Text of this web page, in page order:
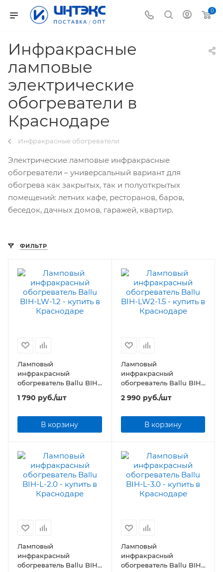
0
Инфракрасные
ламповые
электрические
обогреватели в
Краснодаре
Инфракрасные обогреватели
Электрические ламповые инфракрасные
обогреватели – универсальный вариант для
обогрева как закрытых, так и полуоткрытых
помещений: летних кафе, ресторанов, баров,
беседок, дачных домов, гаражей, квартир.
ФИЛЬТР
Ламповый
инфракрасный
обогреватель Ballu BIH-
1 790 руб./шт
В корзину
Ламповый
инфракрасный
обогреватель Ballu BIH-
2 990 руб./шт
В корзину
Ламповый
инфракрасный
обогреватель Ballu BIH-
Ламповый
инфракрасный
обогреватель Ballu BIH-